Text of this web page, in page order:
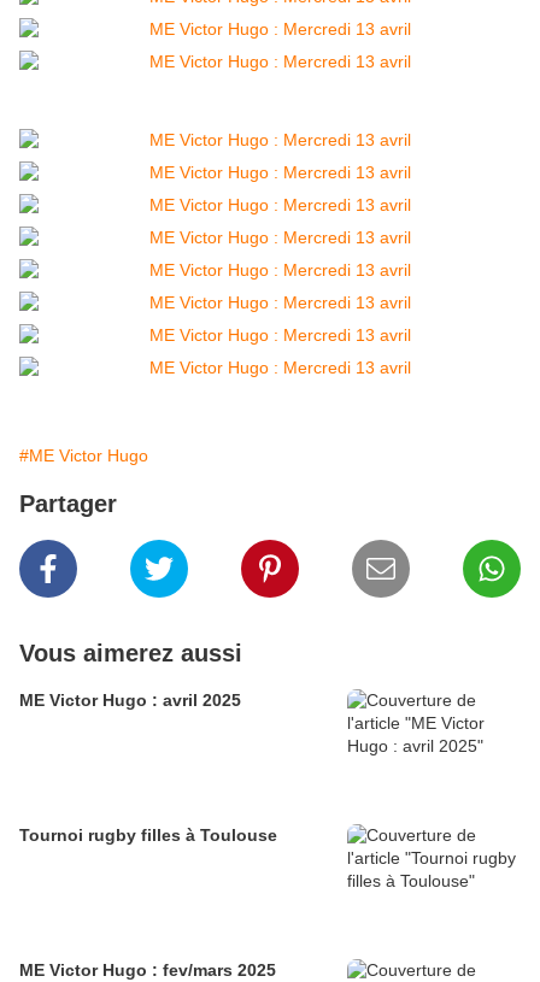
#ME Victor Hugo
Partager
Vous aimerez aussi
ME Victor Hugo : avril 2025
Tournoi rugby filles à Toulouse
ME Victor Hugo : fev/mars 2025